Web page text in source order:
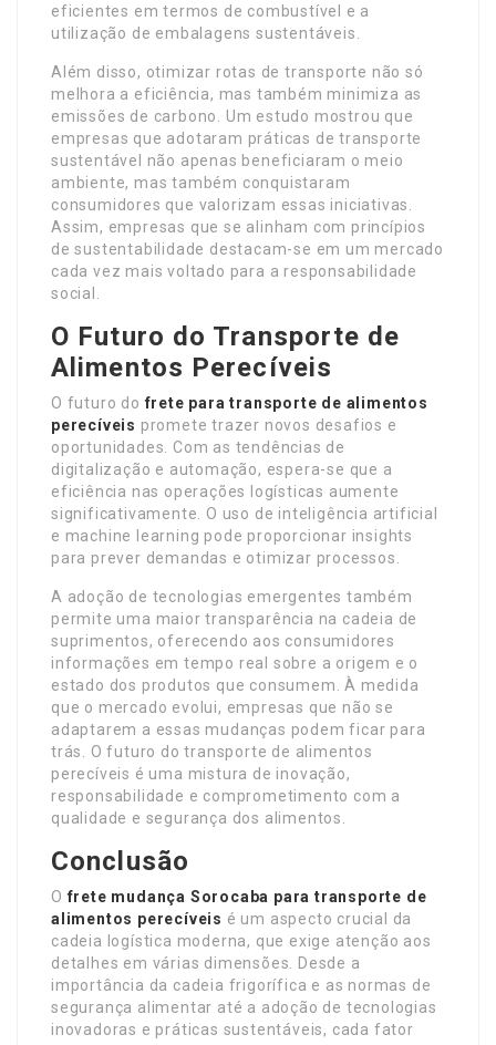
eficientes em termos de combustível e a
utilização de embalagens sustentáveis.
Além disso, otimizar rotas de transporte não só
melhora a eficiência, mas também minimiza as
emissões de carbono. Um estudo mostrou que
empresas que adotaram práticas de transporte
sustentável não apenas beneficiaram o meio
ambiente, mas também conquistaram
consumidores que valorizam essas iniciativas.
Assim, empresas que se alinham com princípios
de sustentabilidade destacam-se em um mercado
cada vez mais voltado para a responsabilidade
social.
O Futuro do Transporte de
Alimentos Perecíveis
O futuro do frete para transporte de alimentos
perecíveis promete trazer novos desafios e
oportunidades. Com as tendências de
digitalização e automação, espera-se que a
eficiência nas operações logísticas aumente
significativamente. O uso de inteligência artificial
e machine learning pode proporcionar insights
para prever demandas e otimizar processos.
A adoção de tecnologias emergentes também
permite uma maior transparência na cadeia de
suprimentos, oferecendo aos consumidores
informações em tempo real sobre a origem e o
estado dos produtos que consumem. À medida
que o mercado evolui, empresas que não se
adaptarem a essas mudanças podem ficar para
trás. O futuro do transporte de alimentos
perecíveis é uma mistura de inovação,
responsabilidade e comprometimento com a
qualidade e segurança dos alimentos.
Conclusão
O frete mudança Sorocaba para transporte de
alimentos perecíveis é um aspecto crucial da
cadeia logística moderna, que exige atenção aos
detalhes em várias dimensões. Desde a
importância da cadeia frigorífica e as normas de
segurança alimentar até a adoção de tecnologias
inovadoras e práticas sustentáveis, cada fator